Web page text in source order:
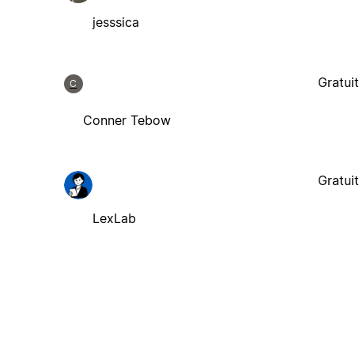
jesssica
C
Conner Tebow
Gratuit
LexLab
Gratuit